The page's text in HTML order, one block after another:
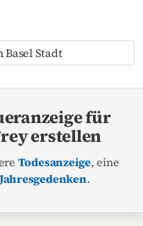
Basel Stadt
für
erstellen
Todesanzeige, eine
Jahresgedenken.